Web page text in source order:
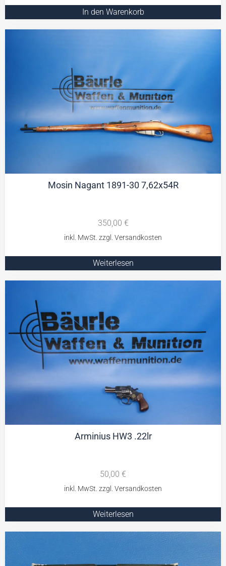
In den Warenkorb
Mosin Nagant 1891-30 7,62x54R
350,00 €
Weiterlesen
Arminius HW3 .22lr
50,00 €
Weiterlesen